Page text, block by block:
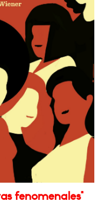
fenomenales"